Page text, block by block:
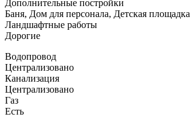
Дополнительные постройки
Баня, Дом для персонала, Детская площадка
Ландшафтные работы
Дорогие
Водопровод
Централизовано
Канализация
Централизовано
Газ
Есть